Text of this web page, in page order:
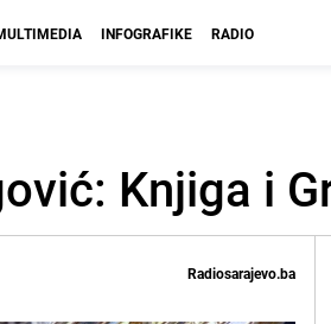
INFOGRAFIKE RADIO
Knjiga i
Radiosarajevo.ba